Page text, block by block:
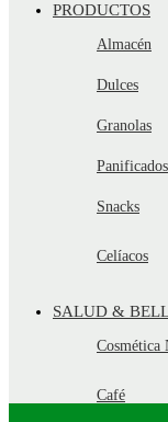
PRODUCTOS
Almacén
Dulces
Granolas
Panificados
Snacks
Celíacos
SALUD &
Cosmética
Café